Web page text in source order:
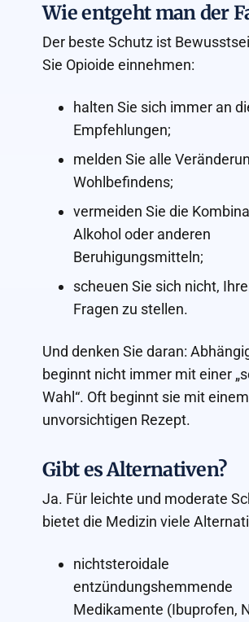
Wie entgeht man der
Der beste Schutz ist
Sie Opioide einnehmen:
halten Sie sich immer an
Empfehlungen;
melden Sie alle
Wohlbefindens;
vermeiden Sie die
Alkohol oder anderen
Beruhigungsmitteln;
scheuen Sie sich nicht,
Fragen zu stellen.
Und denken Sie daran:
beginnt nicht immer mit einer
Wahl“. Oft beginnt sie mit einem
unvorsichtigen Rezept.
Gibt es Alternativen?
Ja. Für leichte und moderate
bietet die Medizin viele
nichtsteroidale
entzündungshemmende
Medikamente (Ibuprofen,